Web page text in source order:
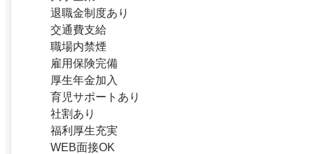
退職金制度あり
交通費支給
職場内禁煙
雇用保険完備
厚生年金加入
育児サポートあり
社割あり
福利厚生充実
WEB面接OK